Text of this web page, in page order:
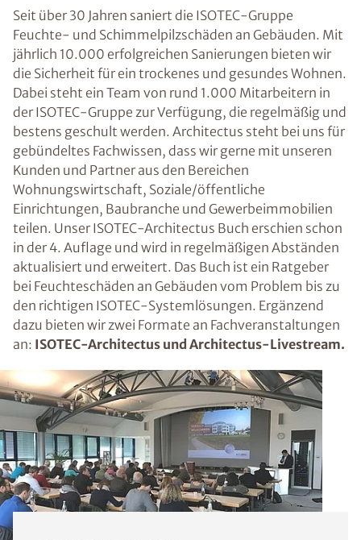
Seit über 30 Jahren saniert die ISOTEC-Gruppe
Feuchte- und Schimmelpilzschäden an Gebäuden. Mit
jährlich 10.000 erfolgreichen Sanierungen bieten wir
die Sicherheit für ein trockenes und gesundes Wohnen.
Dabei steht ein Team von rund 1.000 Mitarbeitern in
der ISOTEC-Gruppe zur Verfügung, die regelmäßig und
bestens geschult werden. Architectus steht bei uns für
gebündeltes Fachwissen, dass wir gerne mit unseren
Kunden und Partner aus den Bereichen
Wohnungswirtschaft, Soziale/öffentliche
Einrichtungen, Baubranche und Gewerbeimmobilien
teilen. Unser ISOTEC-Architectus Buch erschien schon
in der 4. Auflage und wird in regelmäßigen Abständen
aktualisiert und erweitert. Das Buch ist ein Ratgeber
bei Feuchteschäden an Gebäuden vom Problem bis zu
den richtigen ISOTEC-Systemlösungen. Ergänzend
dazu bieten wir zwei Formate an Fachveranstaltungen
an: ISOTEC-Architectus und Architectus-Livestream.